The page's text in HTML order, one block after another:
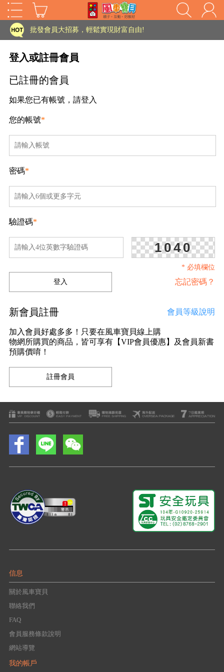
家長樂了!「風車書版集團暨FOOD超人企業總部」目前正興建中!
批發會員大招募，輕鬆實現財富自由!
登入或註冊會員
已註冊的會員
如果您已有帳號，請登入
您的帳號*
密碼*
驗證碼*
1040
* 必填欄位
忘記密碼？
新會員註冊 會員等級說明
加入會員好處多多！只要在風車寶貝線上購
物網所購買的商品，皆可享有【VIP會員優惠】及會員新書
預購價唷！
信息
關於風車寶貝
聯絡我們
FAQ
會員服務條款說明
網站導覽
我的帳戶